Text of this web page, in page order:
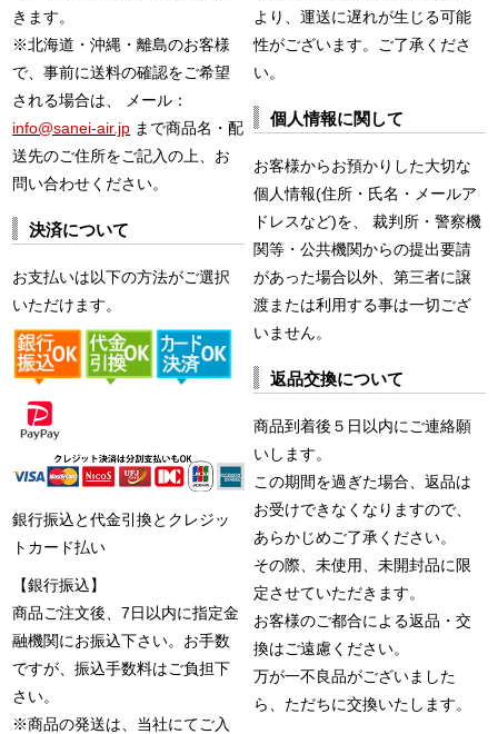
きます。
※北海道・沖縄・離島のお客様
で、事前に送料の確認をご希望
される場合は、 メール：
info@sanei-air.jp まで商品名・配
送先のご住所をご記入の上、お
問い合わせください。
決済について
お支払いは以下の方法がご選択
いただけます。
銀行振込と代金引換とクレジッ
トカード払い
【銀行振込】
商品ご注文後、7日以内に指定金
融機関にお振込下さい。お手数
ですが、振込手数料はご負担下
さい。
※商品の発送は、当社にてご入
より、運送に遅れが生じる可能
性がございます。ご了承くださ
い。
個人情報に関して
お客様からお預かりした大切な
個人情報(住所・氏名・メールア
ドレスなど)を、 裁判所・警察機
関等・公共機関からの提出要請
があった場合以外、第三者に譲
渡または利用する事は一切ござ
いません。
返品交換について
商品到着後５日以内にご連絡願
いします。
この期間を過ぎた場合、返品は
お受けできなくなりますので、
あらかじめご了承ください。
その際、未使用、未開封品に限
定させていただきます。
お客様のご都合による返品・交
換はご遠慮ください。
万が一不良品がございました
ら、ただちに交換いたします。